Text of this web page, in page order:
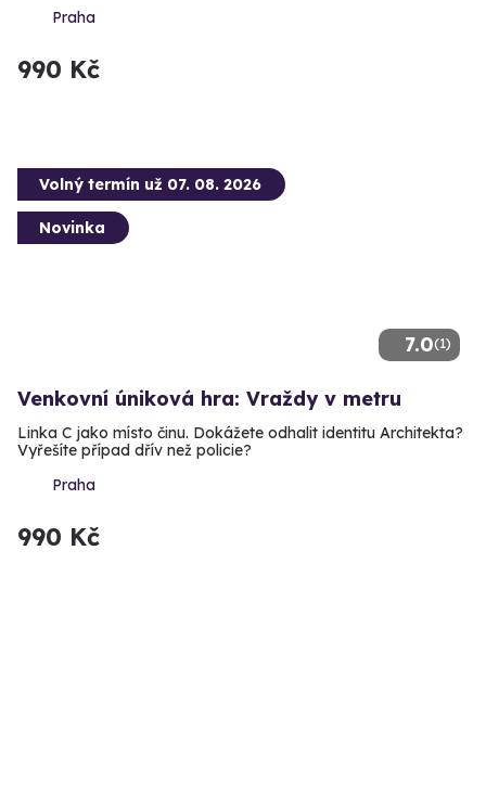
Praha
990 Kč
7.0(1)
Volný termín už 07. 08. 2026
Novinka
Venkovní úniková hra: Vraždy v metru
Linka C jako místo činu. Dokážete odhalit identitu Architekta?
Vyřešíte případ dřív než policie?
Praha
990 Kč